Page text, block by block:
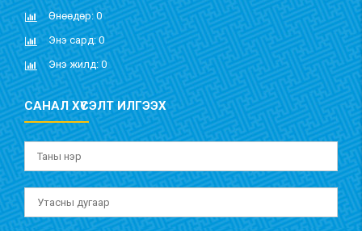
Өнөөдөр: 0
Энэ сард: 0
Энэ жилд: 0
САНАЛ ХҮСЭЛТ ИЛГЭЭХ